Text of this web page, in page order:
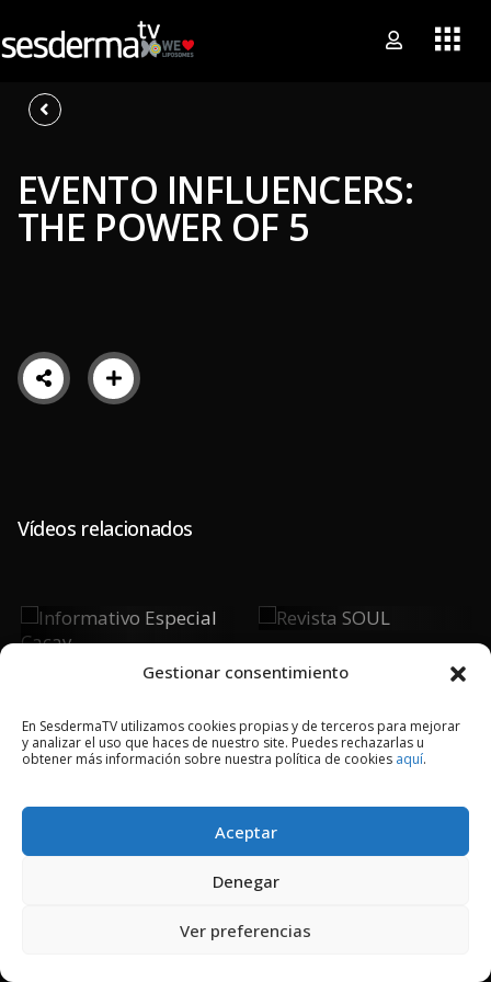
Gestionar consentimiento
En SesdermaTV utilizamos cookies propias y de terceros para mejorar
y analizar el uso que haces de nuestro site. Puedes rechazarlas u
obtener más información sobre nuestra política de cookies aquí.
Aceptar
Denegar
Ver preferencias
EVENTO INFLUENCERS:
THE POWER OF 5
Vídeos relacionados
Informativo
Revista
SOUL
2018 © Copyright Sesderma SL
CONTACTO
AVISO LEGAL